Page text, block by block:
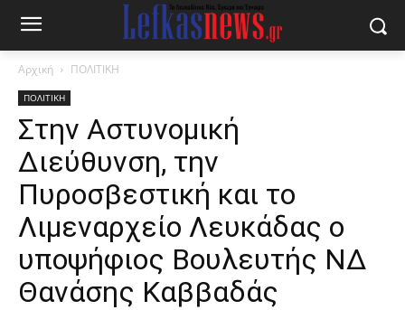
Αρχική ΠΟΛΙΤΙΚΗ
ΠΟΛΙΤΙΚΗ
Στην Αστυνομική
Διεύθυνση, την
Πυροσβεστική και το
Λιμεναρχείο Λευκάδας ο
υποψήφιος Βουλευτής ΝΔ
Θανάσης Καββαδάς